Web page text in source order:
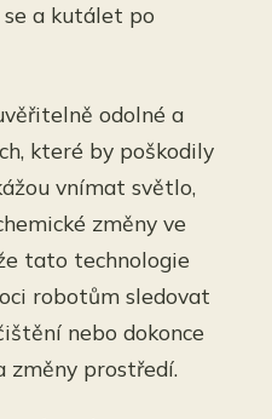
a kutálet po
odolné a
které by poškodily
vnímat světlo,
změny ve
tato technologie
robotům sledovat
nebo dokonce
změny prostředí.